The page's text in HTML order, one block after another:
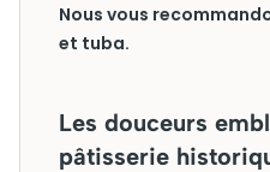
Nous vous
et tuba.
Les douceurs
pâtisserie